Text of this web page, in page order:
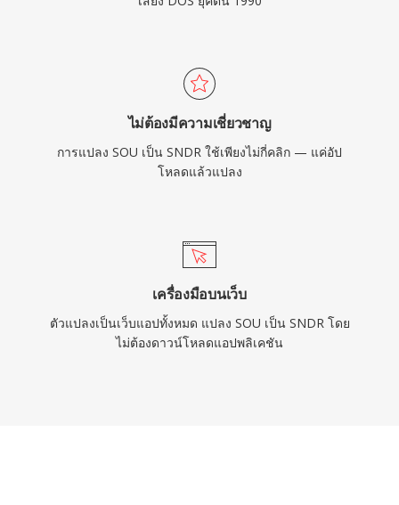
ไม่ต้องมีความเชี่ยวชาญ
การแปลง SOU เป็น SNDR ใช้เพียงไม่กี่คลิก — แค่อัป
โหลดแล้วแปลง
เครื่องมือบนเว็บ
ตัวแปลงเป็นเว็บแอปทั้งหมด แปลง SOU เป็น SNDR โดย
ไม่ต้องดาวน์โหลดแอปพลิเคชัน